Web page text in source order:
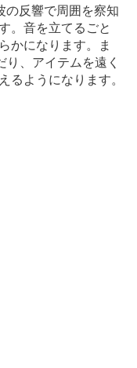
の反響で周囲を察知
。音を立てるごと
かになります。ま
り、アイテムを遠く
るようになります。